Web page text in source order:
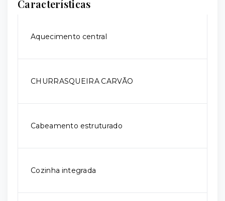
Características
Aquecimento central
CHURRASQUEIRA CARVÃO
Cabeamento estruturado
Cozinha integrada